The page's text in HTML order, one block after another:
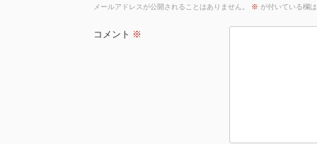
メールアドレスが公開されることはありません。 ※ が付いている欄
コメント ※